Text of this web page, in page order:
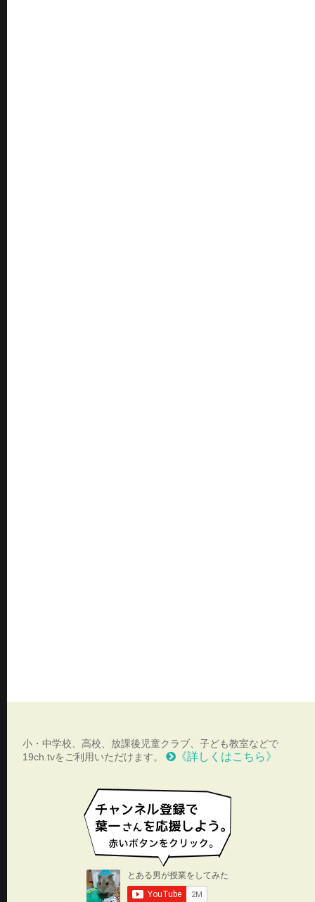
小・中学校、高校、放課後児童クラブ、子ども教室などで
19ch.tvをご利用いただけます。
《詳しくはこちら》